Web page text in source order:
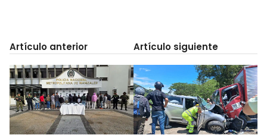
Artículo anterior Artículo siguiente